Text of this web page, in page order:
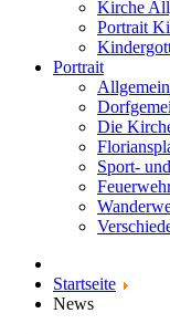
Kirche
Portrait
Portrait
Die
Sport-
Startseite
News